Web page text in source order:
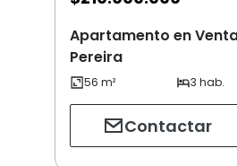
Apartamento en
Pereira
Contactar